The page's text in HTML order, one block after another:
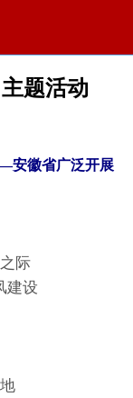
题活动
安徽省广泛开展
际
建设